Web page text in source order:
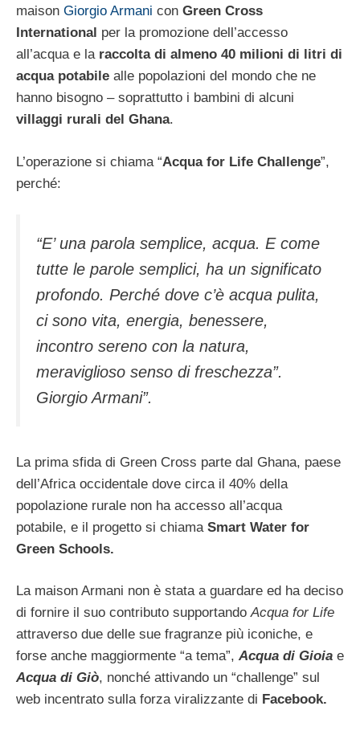
maison Giorgio Armani con Green Cross
International per la promozione dell’accesso
all’acqua e laraccolta di almeno 40 milioni di litri di
acqua potabile alle popolazioni del mondo che ne
hanno bisogno – soprattutto i bambini di alcuni
villaggi rurali del Ghana.
L’operazione si chiama “Acqua for Life Challenge”,
perché:
“E’ una parola semplice, acqua. E come
tutte le parole semplici, ha un significato
profondo. Perché dove c’è acqua pulita,
ci sono vita, energia, benessere,
incontro sereno con la natura,
meraviglioso senso di freschezza”.
Giorgio Armani”.
La prima sfida di Green Cross parte dal Ghana, paese
dell’Africa occidentale dove circa il 40% della
popolazione rurale non ha accesso all’acqua
potabile, e il progetto si chiama Smart Water for
Green Schools.
La maison Armani non è stata a guardare ed ha deciso
di fornire il suo contributo supportandoAcqua for Life
attraverso due delle sue fragranze più iconiche, e
forse anche maggiormente “a tema”, Acqua di Gioia e
Acqua di Giò, nonché attivando un “challenge” sul
web incentrato sulla forza viralizzante di Facebook.